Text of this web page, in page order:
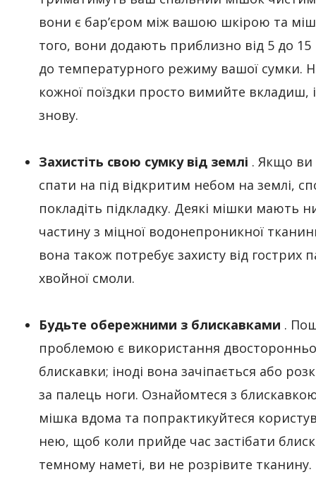
вони є бар’єром між вашою шкірою та
того, вони додають приблизно від 5 до 15
до температурного режиму вашої сумки.
кожної поїздки просто вимийте вкладиш,
знову.
Захистіть свою сумку від землі . Якщо ви
спати на під відкритим небом на землі,
покладіть підкладку. Деякі мішки мають
частину з міцної водонепроникної
вона також потребує захисту від гострих
хвойної смоли.
Будьте обережними з блискавками .
проблемою є використання
блискавки; іноді вона зачіпається або
за палець ноги. Ознайомтеся з
мішка вдома та попрактикуйтеся
нею, щоб коли прийде час застібати
темному наметі, ви не розрівите тканину.